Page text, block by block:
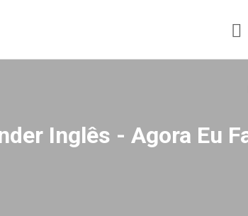
Inglês - Agora Eu